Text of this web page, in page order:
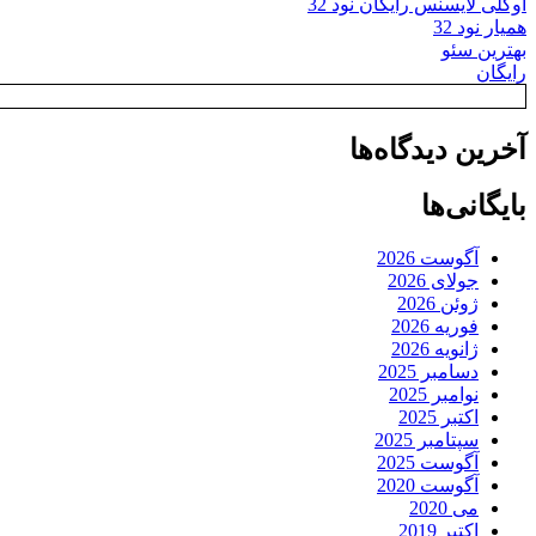
همیار نود 32
بهترین سئو
رایگان
آخرین دیدگاه‌ها
بایگانی‌ها
آگوست 2026
جولای 2026
ژوئن 2026
فوریه 2026
ژانویه 2026
دسامبر 2025
نوامبر 2025
اکتبر 2025
سپتامبر 2025
آگوست 2025
آگوست 2020
می 2020
اکتبر 2019